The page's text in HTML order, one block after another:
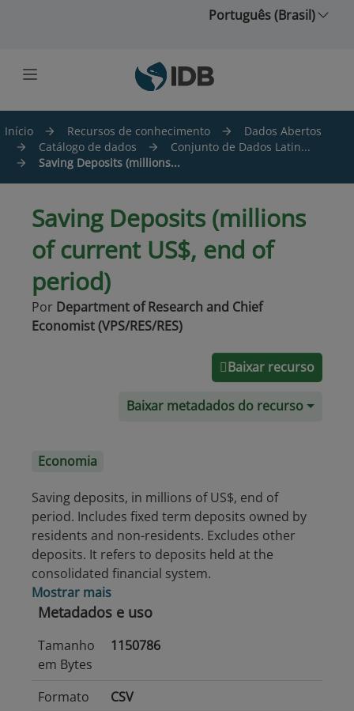
Português (Brasil)
Início Recursos de conhecimento
Dados Abertos
Catálogo de dados
Conjunto de Dados Latin...
Saving Deposits (millions...
Saving Deposits (millions
of current US$, end of
period)
Por Department of Research and Chief
Economist (VPS/RES/RES)
Baixar recurso
Baixar metadados do recurso
Economia
Saving deposits, in millions of US$, end of
period. Includes fixed term deposits owned by
residents and non-residents. Excludes other
deposits. It refers to deposits held at the
consolidated financial system.
Mostrar mais
Metadados e uso
Tamanho
em Bytes
1150786
Formato
CSV